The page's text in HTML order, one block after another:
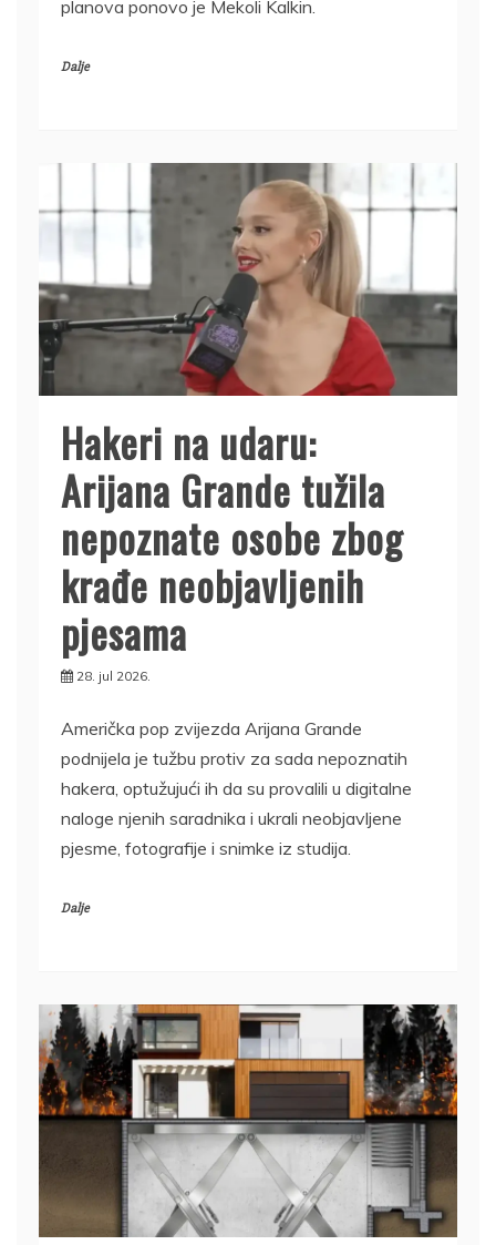
planova ponovo je Mekoli Kalkin.
Dalje
Hakeri na udaru:
Arijana Grande tužila
nepoznate osobe zbog
krađe neobjavljenih
pjesama
28. jul 2026.
Američka pop zvijezda Arijana Grande
podnijela je tužbu protiv za sada nepoznatih
hakera, optužujući ih da su provalili u digitalne
naloge njenih saradnika i ukrali neobjavljene
pjesme, fotografije i snimke iz studija.
Dalje